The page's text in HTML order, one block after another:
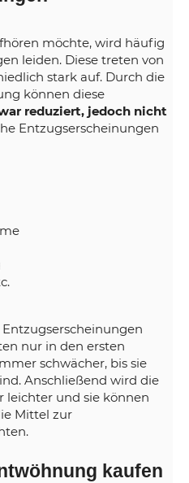
möchte, wird häufig
leiden. Diese treten von
stark auf. Durch die
können diese
reduziert, jedoch nicht
Entzugserscheinungen
Entzugserscheinungen
nur in den ersten
schwächer, bis sie
Anschließend wird die
und sie können
Mittel zur
kaufen